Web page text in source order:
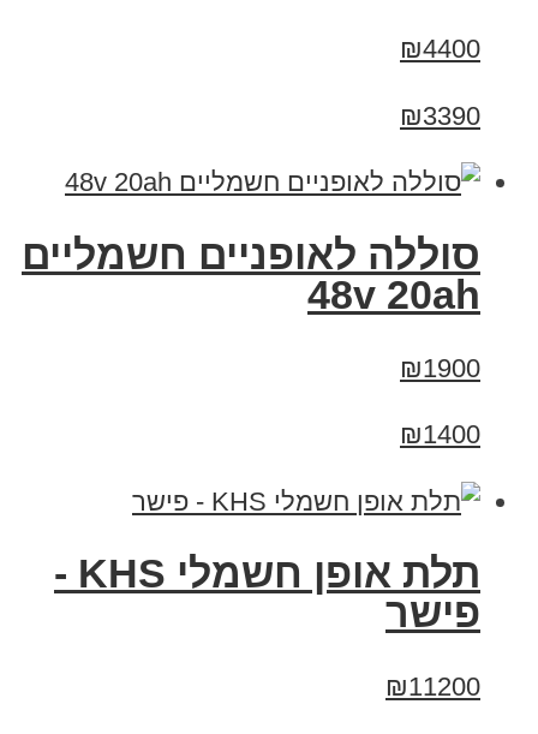
₪4400
₪3390
סוללה לאופניים חשמליים
48v 20ah
₪1900
₪1400
תלת אופן חשמלי KHS -
פישר
₪11200